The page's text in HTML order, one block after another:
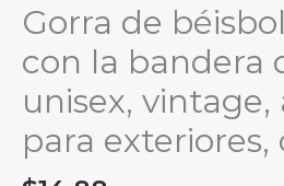
Gorra de
con la bandera
unisex, vintage,
para